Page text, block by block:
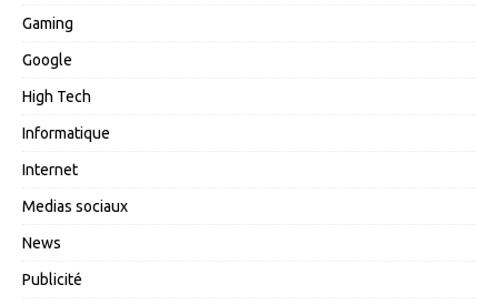
Gaming
Google
High Tech
Informatique
Internet
Medias sociaux
News
Publicité